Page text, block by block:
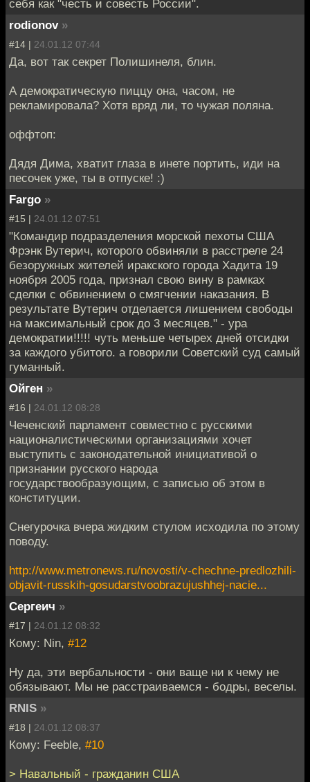
себя как "честь и совесть России".
rodionov »
#14 | 24.01.12 07:44
Да, вот так секрет Полишинеля, блин.
А демократическую пиццу она, часом, не
рекламировала? Хотя вряд ли, то чужая поляна.
оффтоп:
Дядя Дима, хватит глаза в инете портить, иди на
песочек уже, ты в отпуске! :)
Fargo »
#15 | 24.01.12 07:51
"Командир подразделения морской пехоты США
Фрэнк Вутерич, которого обвиняли в расстреле 24
безоружных жителей иракского города Хадита 19
ноября 2005 года, признал свою вину в рамках
сделки с обвинением о смягчении наказания. В
результате Вутерич отделается лишением свободы
на максимальный срок до 3 месяцев." - ура
демократии!!!!! чуть меньше четырех дней отсидки
за каждого убитого. а говорили Советский суд самый
гуманный.
Ойген »
#16 | 24.01.12 08:28
Чеченский парламент совместно с русскими
националистическими организациями хочет
выступить с законодательной инициативой о
признании русского народа
государствообразующим, с записью об этом в
конституции.
Снегурочка вчера жидким стулом исходила по этому
поводу.
http://www.metronews.ru/novosti/v-chechne-predlozhili-
objavit-russkih-gosudarstvoobrazujushhej-nacie...
Сергеич »
#17 | 24.01.12 08:32
Кому: Nin, #12
Ну да, эти вербальности - они ваще ни к чему не
обязывают. Мы не расстраиваемся - бодры, веселы.
RNIS »
#18 | 24.01.12 08:37
Кому: Feeble, #10
> Навальный - гражданин США